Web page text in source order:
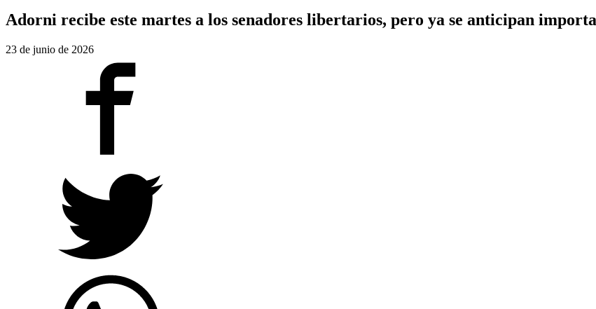
Adorni recibe este martes a los senadores libertarios, pero ya se anticipan
23 de junio de 2026